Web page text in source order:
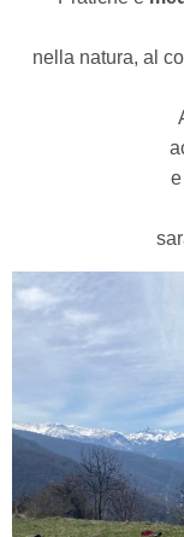
nella natura, al